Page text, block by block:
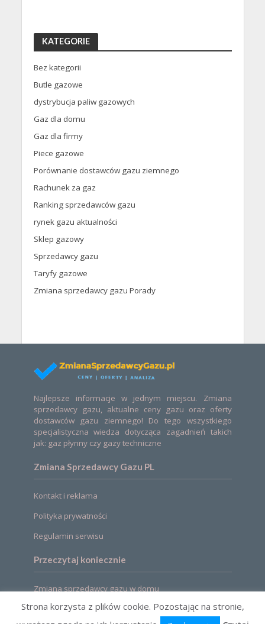
KATEGORIE
Bez kategorii
Butle gazowe
dystrybucja paliw gazowych
Gaz dla domu
Gaz dla firmy
Piece gazowe
Porównanie dostawców gazu ziemnego
Rachunek za gaz
Ranking sprzedawców gazu
rynek gazu aktualności
Sklep gazowy
Sprzedawcy gazu
Taryfy gazowe
Zmiana sprzedawcy gazu Porady
Najlepsze informacje w jednym miejscu. Zmiana
sprzedawcy gazu, aktualne ceny gazu oraz oferty
dostawców gazu ziemnego! Do tego wszystkiego
specjalistyczna wiedza dotycząca zagadnień takich
jak: gaz płynny czy gazy techniczne
Zmiana Sprzedawcy Gazu PL
Kontakt i reklama
Polityka prywatności
Regulamin serwisu
Przeczytaj koniecznie
Zmiana sprzedawcy gazu w domu
Strona korzysta z plików cookie. Pozostając na stronie,